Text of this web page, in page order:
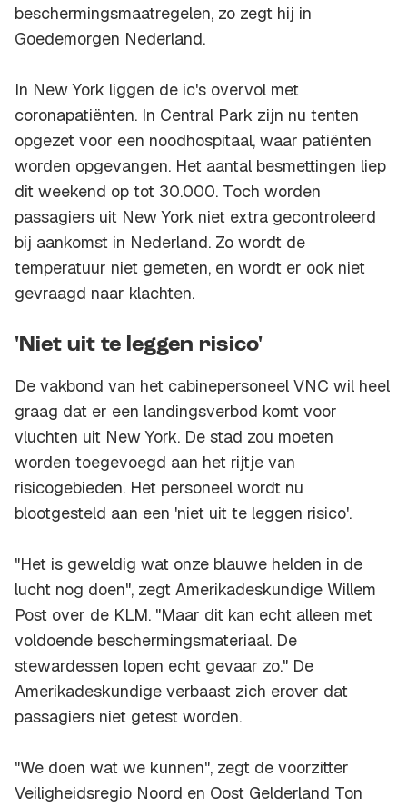
beschermingsmaatregelen, zo zegt hij in
Goedemorgen Nederland.
In New York liggen de ic's overvol met
coronapatiënten. In Central Park zijn nu tenten
opgezet voor een noodhospitaal, waar patiënten
worden opgevangen. Het aantal besmettingen liep
dit weekend op tot 30.000. Toch worden
passagiers uit New York niet extra gecontroleerd
bij aankomst in Nederland. Zo wordt de
temperatuur niet gemeten, en wordt er ook niet
gevraagd naar klachten.
'Niet uit te leggen risico'
De vakbond van het cabinepersoneel VNC wil heel
graag dat er een landingsverbod komt voor
vluchten uit New York. De stad zou moeten
worden toegevoegd aan het rijtje van
risicogebieden. Het personeel wordt nu
blootgesteld aan een 'niet uit te leggen risico'.
"Het is geweldig wat onze blauwe helden in de
lucht nog doen", zegt Amerikadeskundige Willem
Post over de KLM. "Maar dit kan echt alleen met
voldoende beschermingsmateriaal. De
stewardessen lopen echt gevaar zo." De
Amerikadeskundige verbaast zich erover dat
passagiers niet getest worden.
"We doen wat we kunnen", zegt de voorzitter
Veiligheidsregio Noord en Oost Gelderland Ton